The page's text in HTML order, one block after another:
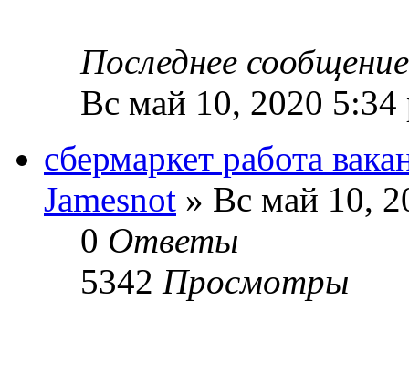
Последнее
Вс май 10, 2020 5:34
сбермаркет работа
Jamesnot » Вс май 10,
0 Ответы
5342 Просмотры